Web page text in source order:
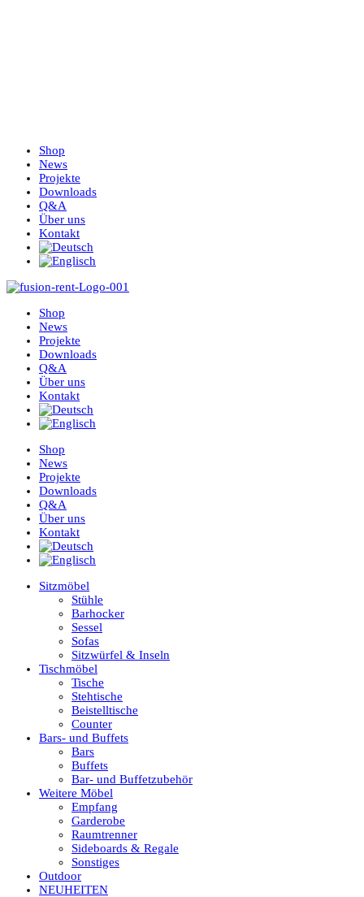
Shop
News
Projekte
Downloads
Q&A
Über uns
Kontakt
Shop
News
Projekte
Downloads
Q&A
Über uns
Kontakt
Shop
News
Projekte
Downloads
Q&A
Über uns
Kontakt
Sitzmöbel
Stühle
Barhocker
Sessel
Sofas
Sitzwürfel & Inseln
Tischmöbel
Tische
Stehtische
Beistelltische
Counter
Bars- und Buffets
Bars
Buffets
Bar- und Buffetzubehör
Weitere Möbel
Empfang
Garderobe
Raumtrenner
Sideboards & Regale
Sonstiges
Outdoor
NEUHEITEN